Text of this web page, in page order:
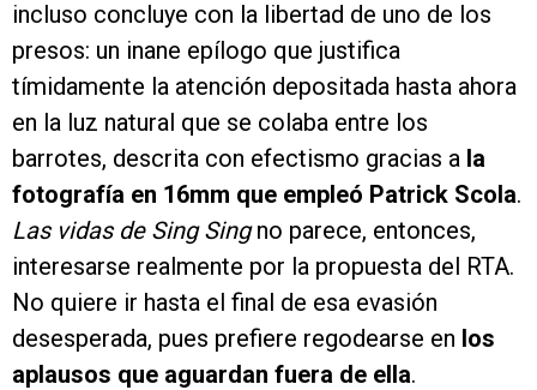
incluso concluye con la libertad de uno de los
presos: un inane epílogo que justifica
tímidamente la atención depositada hasta ahora
en la luz natural que se colaba entre los
barrotes, descrita con efectismo gracias a la
fotografía en 16mm que empleó Patrick Scola.
Las vidas de Sing Singno parece, entonces,
interesarse realmente por la propuesta del RTA.
No quiere ir hasta el final de esa evasión
desesperada, pues prefiere regodearse en los
aplausos que aguardan fuera de ella.